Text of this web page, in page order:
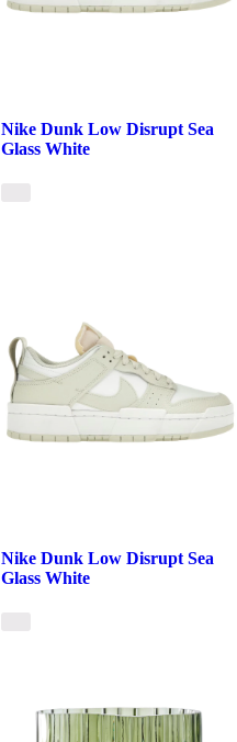
Nike Dunk Low Disrupt Sea
Glass White
Nike Dunk Low Disrupt Sea
Glass White